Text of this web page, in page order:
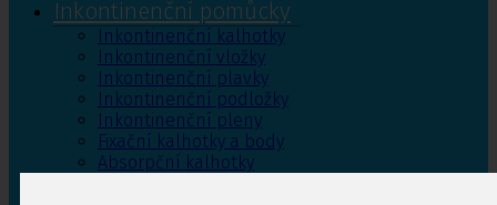
Inkontinenční pomůcky
Inkontinenční kalhotky
Inkontinenční vložky
Inkontinenční plavky
Inkontinenční podložky
Inkontinenční pleny
Fixační kalhotky a body
Absorpční kalhotky